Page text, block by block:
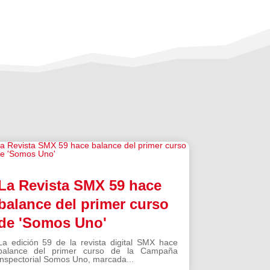
Revista SMX 59 hace
del primer curso
'Somos Uno'
edición 59 de la revista digital SMX hace
del primer curso de la Campaña
Somos Uno, marcada...